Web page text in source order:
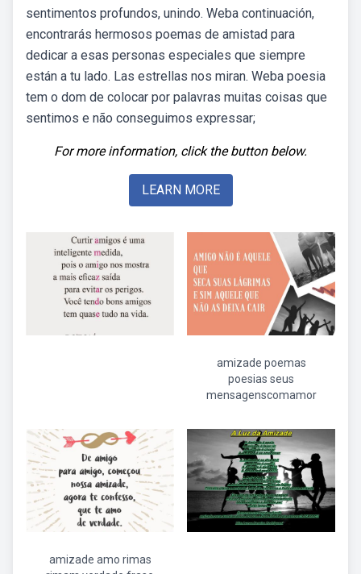
sentimentos profundos, unindo. Weba continuación,
encontrarás hermosos poemas de amistad para
dedicar a esas personas especiales que siempre
están a tu lado. Las estrellas nos miran. Weba poesia
tem o dom de colocar por palavras muitas coisas que
sentimos e não conseguimos expressar;
For more information, click the button below.
LEARN MORE
amizade poemas
poesias seus
mensagenscomamor
amizade amo rimas